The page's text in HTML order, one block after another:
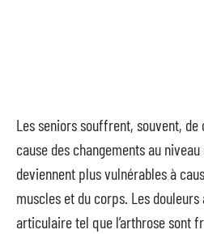
Les seniors souffrent, souvent,
cause des changements au
deviennent plus vulnérables à
muscles et du corps. Les
articulaire tel que l’arthrose sont